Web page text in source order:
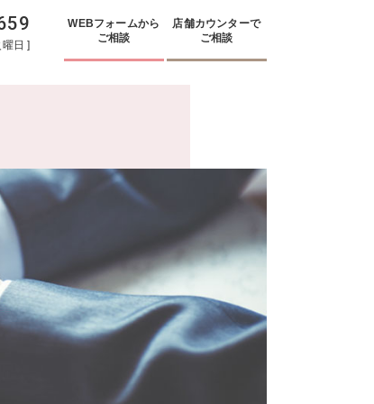
曜日
WEBフォームから
ご相談
店舗カウンターで
ご相談